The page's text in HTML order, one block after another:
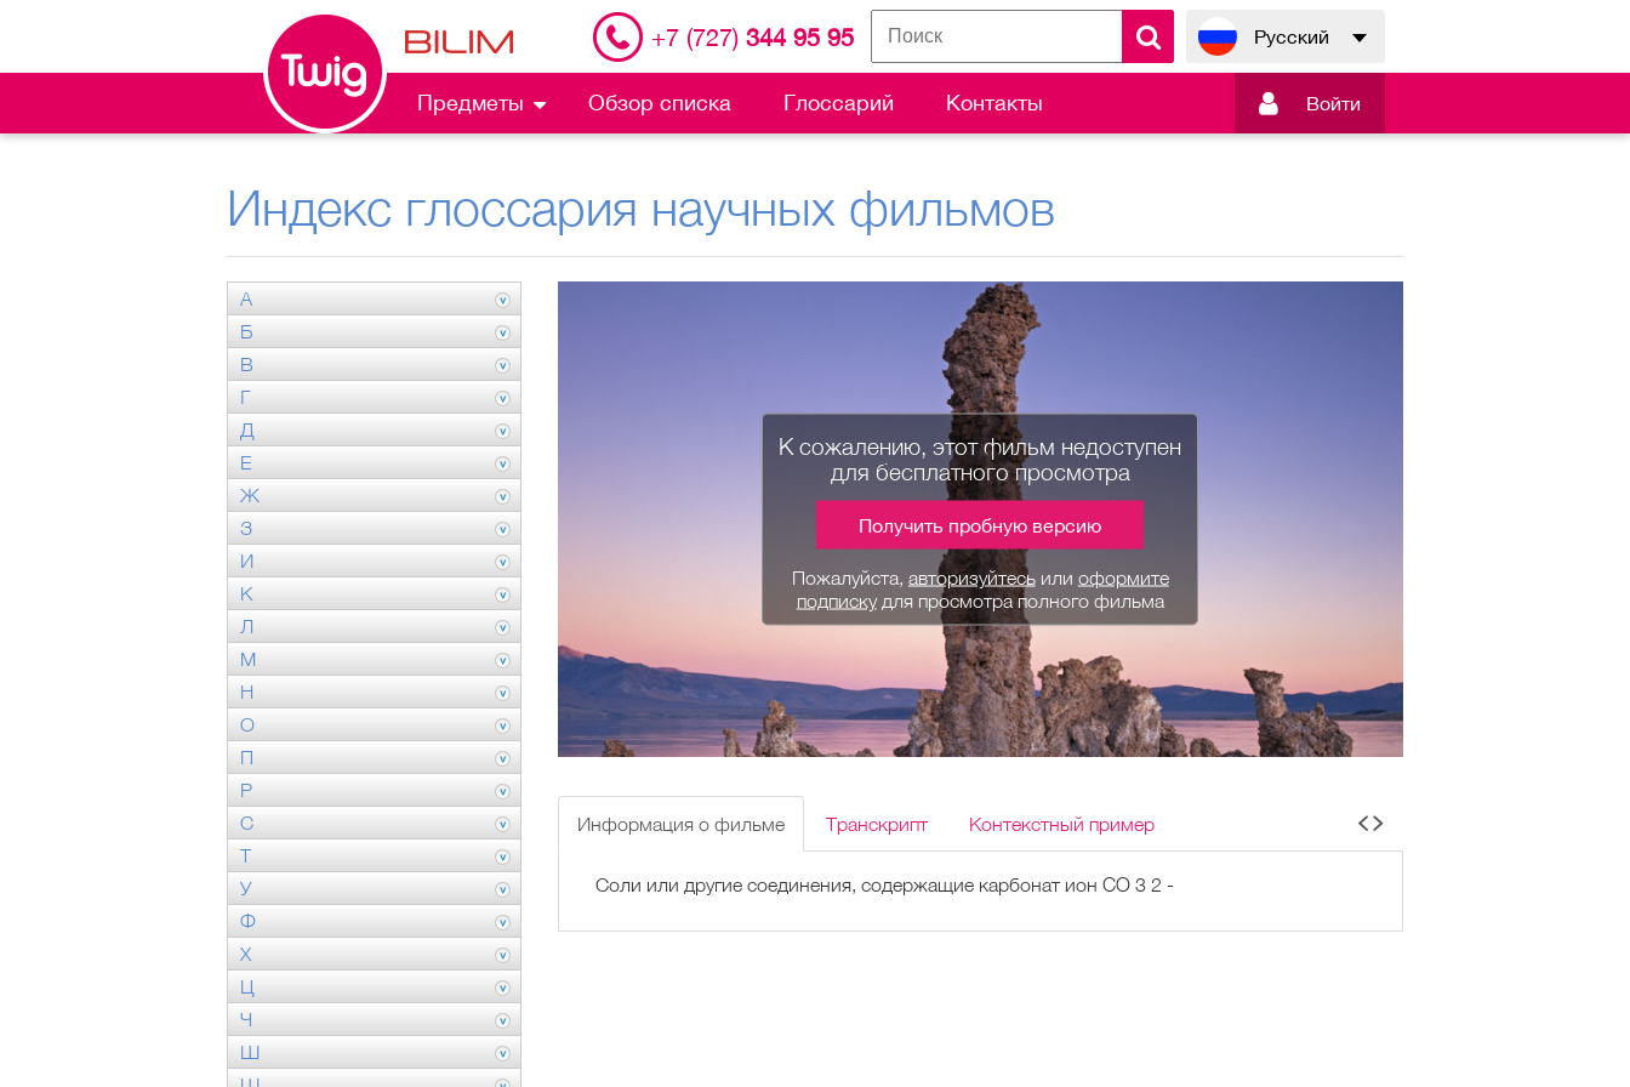
+7 (727) 344 95 95 Русский
Предметы Обзор списка Глоссарий Контакты  Войти
Индекс глоссария научных фильмов
А
Б
В
Г
Д
Е
Ж
З
И
К
Л
М
Н
О
П
Р
С
Т
У
Ф
Х
Ц
Ч
Ш
К сожалению, этот фильм недоступен
для бесплатного просмотра
Получить пробную версию
Пожалуйста, авторизуйтесьили оформите
подпискудля просмотра полного фильма
Информация о фильме Транскрипт Контекстный пример
Соли или другие соединения, содержащие карбонат ион CO 3 2 -